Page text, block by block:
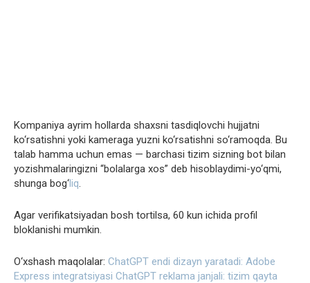
Kompaniya ayrim hollarda shaxsni tasdiqlovchi hujjatni
ko‘rsatishni yoki kameraga yuzni ko‘rsatishni so‘ramoqda. Bu
talab hamma uchun emas — barchasi tizim sizning bot bilan
yozishmalaringizni “bolalarga xos” deb hisoblaydimi-yo‘qmi,
shunga bog‘liq.
Agar verifikatsiyadan bosh tortilsa, 60 kun ichida profil
bloklanishi mumkin.
O‘xshash maqolalar: ChatGPT endi dizayn yaratadi: Adobe
Express integratsiyasi ChatGPT reklama janjali: tizim qayta